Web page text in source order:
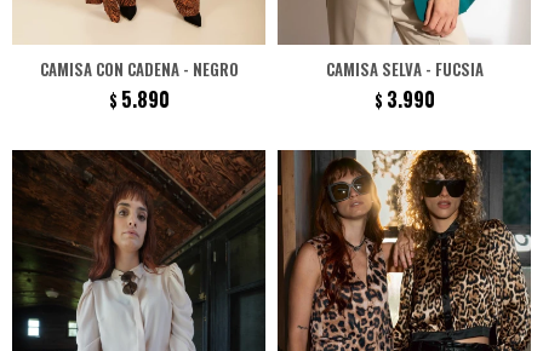
CAMISA CON CADENA - NEGRO
$ 5.890
CAMISA SELVA - FUCSIA
$ 3.990